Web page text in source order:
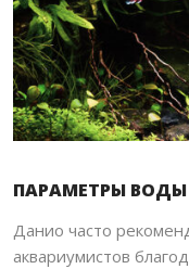
ПАРАМЕТРЫ ВОДЫ
Данио часто
аквариумистов